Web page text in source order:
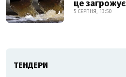
це загрожує
5 СЕРПНЯ, 13:50
ТЕНДЕРИ